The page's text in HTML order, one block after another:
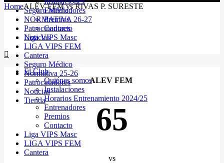
Seguro Médico
NORMATIVA 26-27
Patrocinadores
Noticias
El Club
Quiénes somos
Instalaciones
Horarios Entrenamiento 2024/25
Entrenadores
Premios
Contacto
Liga VIPS Masc
LIGA VIPS FEM
Cantera
Entrenadores
Premios
Contacto
Liga VIPS Masc
LIGA VIPS FEM
Cantera
Seguro Médico
Normativa 25-26
Patrocinadores
Noticias
Tienda
HomeALEV FEM vs RIVAS P. SURESTE
ALEV FEM
65
vs